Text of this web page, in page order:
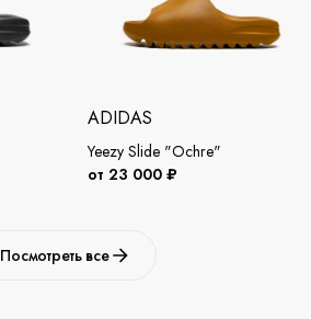
ADIDAS
Yeezy Slide "Ochre"
от 23 000 ₽
Посмотреть все